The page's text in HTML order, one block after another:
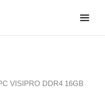
VISIPRO DDR4 16GB